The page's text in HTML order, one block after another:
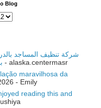
Blog
شركة تنظيف المساجد
- alaska.centermasr
maravilhosa da
- Emily
reading this and